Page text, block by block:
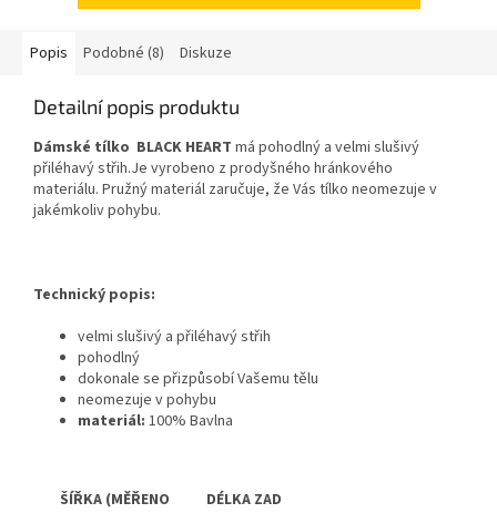
Popis Podobné (8) Diskuze
Detailní popis produktu
Dámské tílko BLACK HEART má pohodlný a velmi slušivý
přiléhavý střih.Je vyrobeno z prodyšného hránkového
materiálu. Pružný materiál zaručuje, že Vás tílko neomezuje v
jakémkoliv pohybu.
Technický popis:
velmi slušivý a přiléhavý střih
pohodlný
dokonale se přizpůsobí Vašemu tělu
neomezuje v pohybu
materiál: 100% Bavlna
ŠÍŘKA (MĚŘENO DÉLKA ZAD